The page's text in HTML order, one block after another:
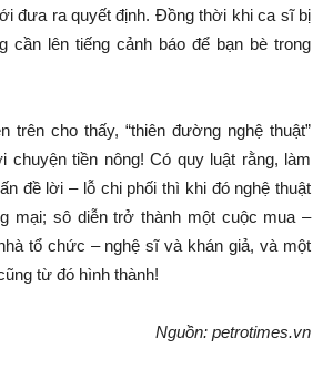
đưa ra quyết định. Ðồng thời khi ca sĩ bị
cần lên tiếng cảnh báo để bạn bè trong
trên cho thấy, “thiên đường nghệ thuật”
chuyện tiền nông! Có quy luật rằng, làm
đề lời – lỗ chi phối thì khi đó nghệ thuật
mại; sô diễn trở thành một cuộc mua –
tổ chức – nghệ sĩ và khán giả, và một
từ đó hình thành!
Nguồn: petrotimes.vn